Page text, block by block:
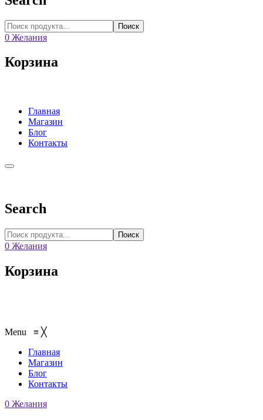
Поиск
0 Желания
Корзина
Главная
Магазин
Блог
Контакты
Search
Поиск
0 Желания
Корзина
Menu ≡ ╳
Главная
Магазин
Блог
Контакты
0 Желания